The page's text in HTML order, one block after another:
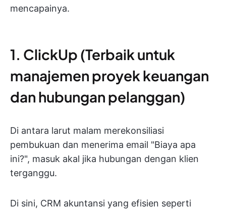
mencapainya.
1. ClickUp (Terbaik untuk
manajemen proyek keuangan
dan hubungan pelanggan)
Di antara larut malam merekonsiliasi
pembukuan dan menerima email "Biaya apa
ini?", masuk akal jika hubungan dengan klien
terganggu.
Di sini, CRM akuntansi yang efisien seperti